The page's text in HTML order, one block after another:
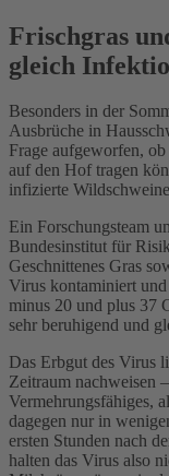
Frischgras
gleich
Besonders in der
Ausbrüche in
Frage aufgeworfen,
auf den Hof tragen
infizierte
Ein Forschungsteam
Bundesinstitut für
Geschnittenes Gras
Virus kontaminiert
minus 20 und plus 37
sehr beruhigend und
Das Erbgut des Virus
Zeitraum nachweisen
Vermehrungsfähiges,
dagegen nur in
ersten Stunden nach
halten das Virus also